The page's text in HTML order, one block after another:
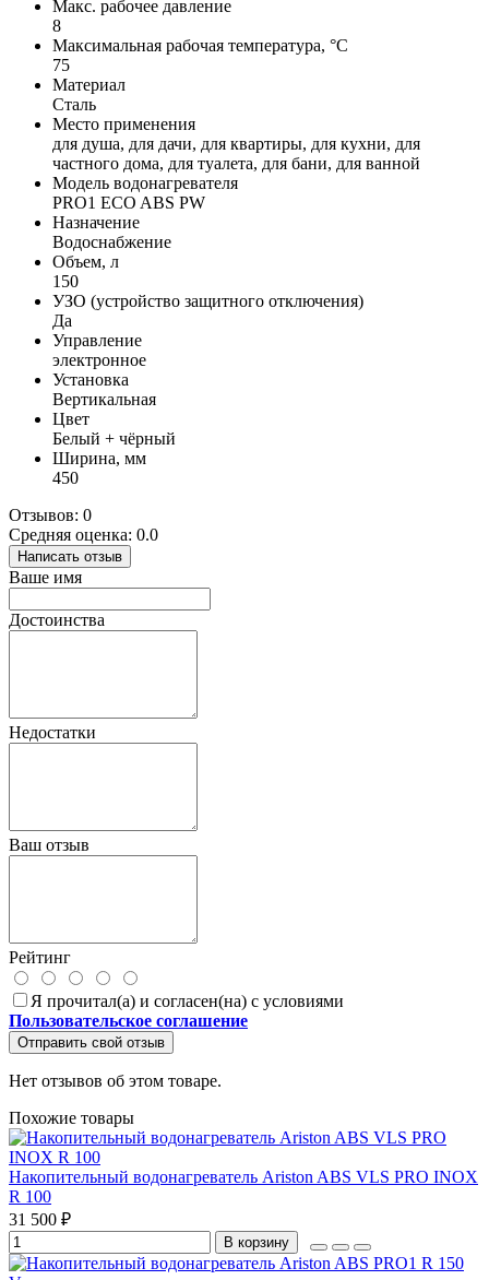
Макс. рабочее давление
8
Максимальная рабочая температура, °С
75
Материал
Сталь
Место применения
для душа, для дачи, для квартиры, для кухни, для
частного дома, для туалета, для бани, для ванной
Модель водонагревателя
PRO1 ECO ABS PW
Назначение
Водоснабжение
Объем, л
150
УЗО (устройство защитного отключения)
Да
Управление
электронное
Установка
Вертикальная
Цвет
Белый + чёрный
Ширина, мм
450
Отзывов: 0
Средняя оценка: 0.0
Написать отзыв
Ваше имя
Достоинства
Недостатки
Ваш отзыв
Рейтинг
Я прочитал(а) и согласен(на) с условиями
Пользовательское соглашение
Отправить свой отзыв
Нет отзывов об этом товаре.
Похожие товары
Накопительный водонагреватель Ariston ABS VLS PRO INOX
R 100
31 500 ₽
В корзину